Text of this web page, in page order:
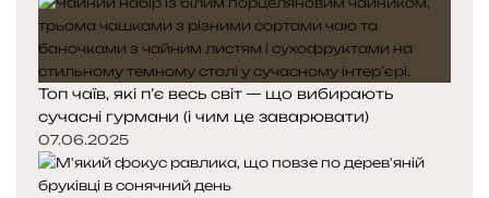
Топ чаїв, які п’є весь світ — що вибирають
сучасні гурмани (і чим це заварювати)
07.06.2025